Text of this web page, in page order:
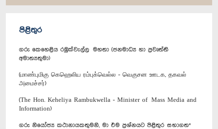
පිළිතුර
ගරු කෙහෙළිය රඹුක්වැල්ල මහතා (ජනමාධ්‍ය හා ප්‍රවෘත්ති
අමාත්‍යතුමා)
(மாண்புமிகு கெஹெலிய ரம்புக்வெல்ல - வெகுசன ஊடக, தகவல்
அமைச்சர்)
(The Hon. Keheliya Rambukwella - Minister of Mass Media and
Information)
ගරු නියෝජ්‍ය කථානායකතුමනි, මා එම ප්‍රශ්නයට පිළිතුර සභාගත*